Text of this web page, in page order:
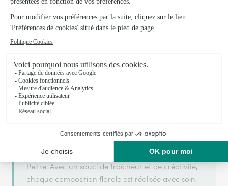
Votre fleuriste artisan à Peltre
Les Fleurs de Mercyest membre du réseau Interflora et
a obtenu le label
Les Fleurs de Mercy est un fleuriste artisan situé à
Peltre. Avec un souci de fraîcheur et de créativité,
chaque composition florale est réalisée avec soin